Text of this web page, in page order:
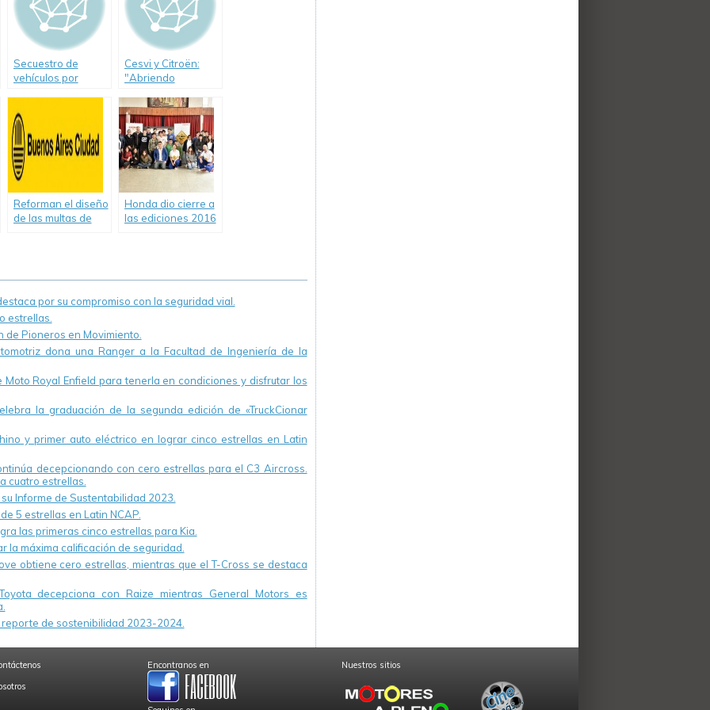
Secuestro de
vehículos por
Cesvi y Citroën:
"Abriendo
Reforman el diseño
de las multas de
Honda dio cierre a
las ediciones 2016
por su compromiso con la seguridad vial.
estrellas.
Pioneros en Movimiento.
dona una Ranger a la Facultad de Ingeniería de la
Royal Enfield para tenerla en condiciones y disfrutar los
la graduación de la segunda edición de «TruckCionar
y primer auto eléctrico en lograr cinco estrellas en Latin
decepcionando con cero estrellas para el C3 Aircross.
cuatro estrellas.
Informe de Sustentabilidad 2023.
5 estrellas en Latin NCAP.
las primeras cinco estrellas para Kia.
la máxima calificación de seguridad.
obtiene cero estrellas, mientras que el T-Cross se destaca
decepciona con Raize mientras General Motors es
de sostenibilidad 2023-2024.
Encontranos en Nuestros sitios